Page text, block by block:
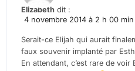
Elizabeth dit :
4 novembre 2014 à 2 h 00 min
Serait-ce Elijah qui aurait
faux souvenir implanté par
En attendant, c’est rare de